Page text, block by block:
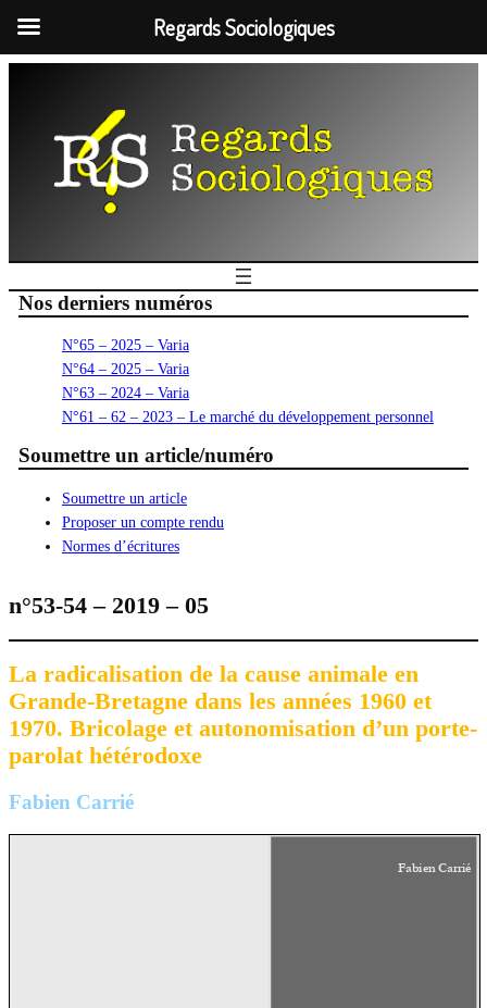
Nos derniers numéros
N°65 – 2025 – Varia
N°64 – 2025 – Varia
N°63 – 2024 – Varia
N°61 – 62 – 2023 – Le marché du développement personnel
Soumettre un article/numéro
Soumettre un article
Proposer un compte rendu
Normes d’écritures
n°53-54 – 2019 – 05
La radicalisation de la cause animale en
Grande-Bretagne dans les années 1960 et
1970. Bricolage et autonomisation d’un porte-
parolat hétérodoxe
Fabien Carrié
Regards Sociologiques